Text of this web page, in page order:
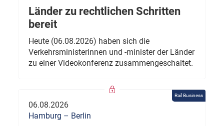
Länder zu rechtlichen Schritten
bereit
Heute (06.08.2026) haben sich die
Verkehrsministerinnen und -minister der Länder
zu einer Videokonferenz zusammengeschaltet.
Rail Business
06.08.2026
Hamburg – Berlin